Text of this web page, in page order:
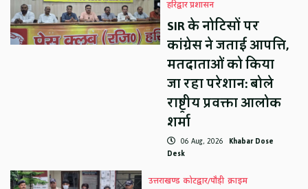
हरिद्वार प्रशासन
SIR के नोटिसों पर
कांग्रेस ने जताई आपत्ति,
मतदाताओं को किया
जा रहा परेशान: बोले
राष्ट्रीय प्रवक्ता आलोक
शर्मा
06 Aug, 2026 Khabar Dose
Desk
उत्तराखण्ड कोटद्वार/पौड़ी क्राइम